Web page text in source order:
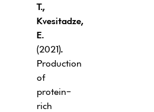
T.,
Kvesitadze,
E.
(2021).
Production
of
protein-
rich